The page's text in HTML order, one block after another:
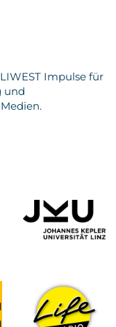
Impulse für
und